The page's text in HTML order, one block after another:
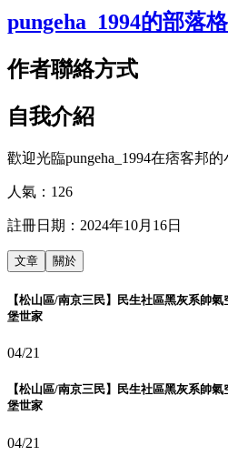
pungeha_1994的部落格
作者聯絡方式
自我介紹
歡迎光臨pungeha_1994在痞客邦
人氣： 126
註冊日期： 2024年10月16日
文章 關於
【松山區/南京三民】民生社區黑灰系帥
堡世家
04/21
【松山區/南京三民】民生社區黑灰系帥
堡世家
04/21